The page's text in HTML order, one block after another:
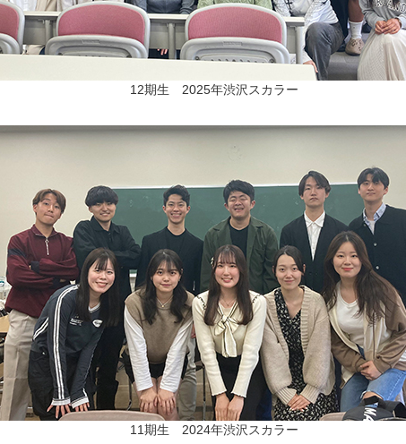
12期生 2025年渋沢スカラー
11期生 2024年渋沢スカラー